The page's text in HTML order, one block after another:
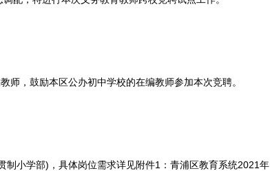
，鼓励本区公办初中学校的在编教师参加本次竞聘。
小学部)，具体岗位需求详见附件1：青浦区教育系统2021年